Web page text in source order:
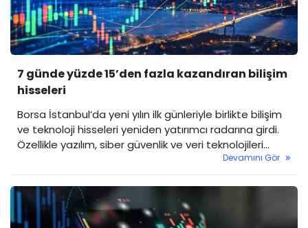
7 günde yüzde 15’den fazla kazandıran bilişim
hisseleri
Borsa İstanbul’da yeni yılın ilk günleriyle birlikte bilişim
ve teknoloji hisseleri yeniden yatırımcı radarına girdi.
Özellikle yazılım, siber güvenlik ve veri teknolojileri
alanında faaliyet gösteren şirketlerde son 7 günlük
süreçte dikkat çekici fiyat hareketleri yaşandı. Artan
işlem hacimleriyle desteklenen yükselişler, birçok
bilişim hissesinde kazançları çift haneli seviyelere
taşıdı.
Devamını Gör